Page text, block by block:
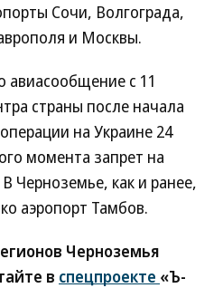
Сочи, Волгограда,
и Москвы.
авиасообщение с 11
страны после начала
на Украине 24
момента запрет на
Черноземье, как и ранее,
аэропорт Тамбов.
Черноземья
в спецпроекте «Ъ-